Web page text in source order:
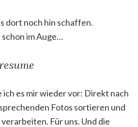
dort noch hin schaffen.
schon im Auge…
ich es mir wieder vor: Direkt nach
Fotos sortieren und
Für uns. Und die